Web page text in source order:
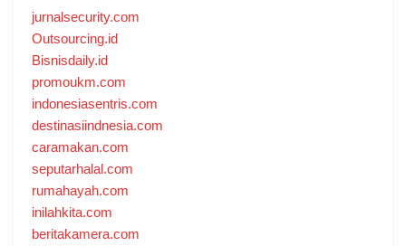
jurnalsecurity.com
Outsourcing.id
Bisnisdaily.id
promoukm.com
indonesiasentris.com
destinasiindnesia.com
caramakan.com
seputarhalal.com
rumahayah.com
inilahkita.com
beritakamera.com